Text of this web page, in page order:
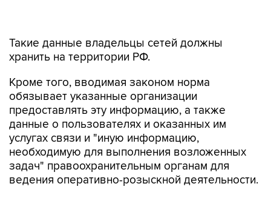
Такие данные владельцы сетей должны
хранить на территории РФ.
Кроме того, вводимая законом норма
обязывает указанные организации
предоставлять эту информацию, а также
данные о пользователях и оказанных им
услугах связи и "иную информацию,
необходимую для выполнения возложенных
задач" правоохранительным органам для
ведения оперативно-розыскной деятельности.